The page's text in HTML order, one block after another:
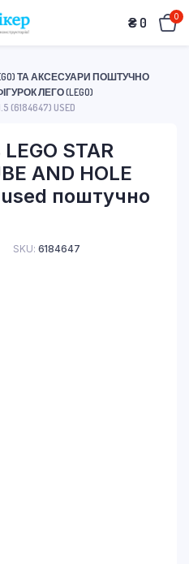
₴ 0 0
ТА АКСЕСУАРИ ПОШТУЧНО
ЛЕГО (LEGO)
(6184647) USED
STAR
AND HOLE
поштучно
SKU: 6184647